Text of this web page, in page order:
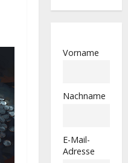
Vorname
Nachname
E-Mail-
Adresse